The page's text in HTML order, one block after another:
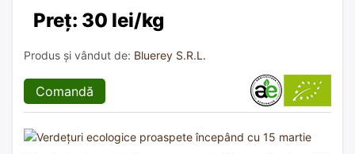
Preț: 30 lei/kg
Produs și vândut de: Bluerey S.R.L.
Comandă